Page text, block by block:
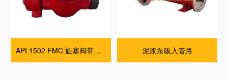
API 1502 FMC 旋塞阀带维修套件 泥浆泵吸入管路